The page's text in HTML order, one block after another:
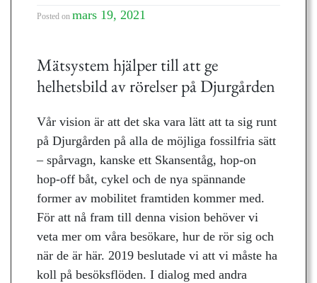
Posted on mars 19, 2021
Mätsystem hjälper till att ge
helhetsbild av rörelser på Djurgården
Vår vision är att det ska vara lätt att ta sig runt
på Djurgården på alla de möjliga fossilfria sätt
– spårvagn, kanske ett Skansentåg, hop-on
hop-off båt, cykel och de nya spännande
former av mobilitet framtiden kommer med.
För att nå fram till denna vision behöver vi
veta mer om våra besökare, hur de rör sig och
när de är här. 2019 beslutade vi att vi måste ha
koll på besöksflöden. I dialog med andra